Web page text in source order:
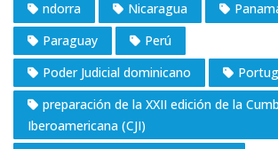
ndorra
Nicaragua
Paraguay
Perú
Poder Judicial dominicano
preparación de la XXII edición de la
Iberoamericana (CJI)